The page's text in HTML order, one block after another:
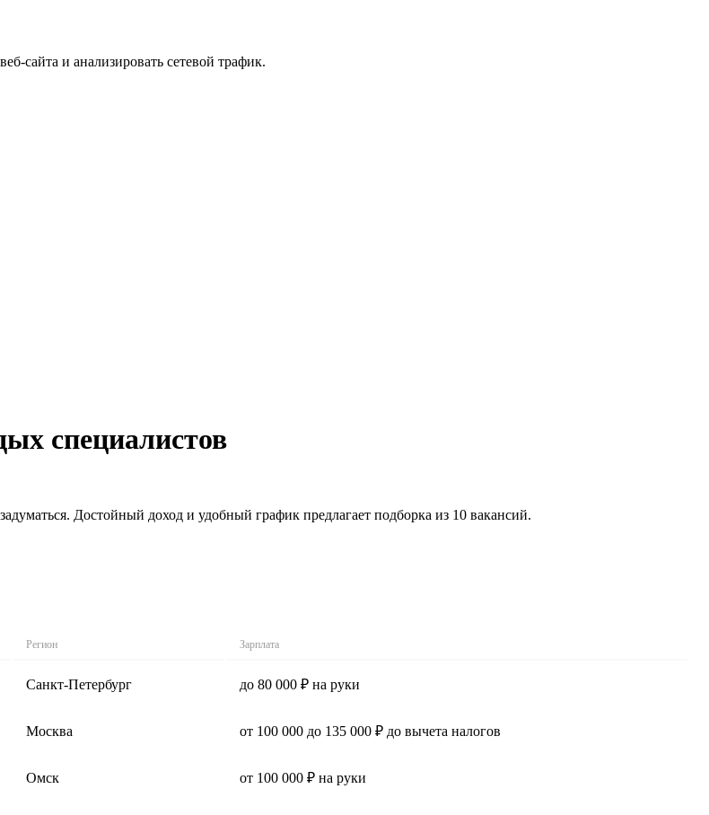
сайта и анализировать сетевой трафик.
специалистов
Достойный доход и удобный график предлагает подборка из 10 вакансий.
Регион Зарплата
Санкт-Петербург до 80 000 ₽ на руки
Москва от 100 000 до 135 000 ₽ до вычета налогов
Омск от 100 000 ₽ на руки